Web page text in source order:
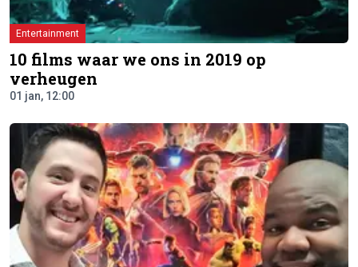
Entertainment
10 films waar we ons in 2019 op
verheugen
01 jan, 12:00